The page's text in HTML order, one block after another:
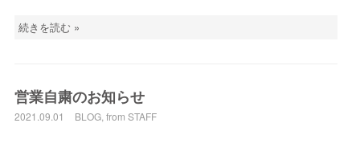
続きを読む »
営業自粛のお知らせ
2021.09.01 BLOG, from STAFF